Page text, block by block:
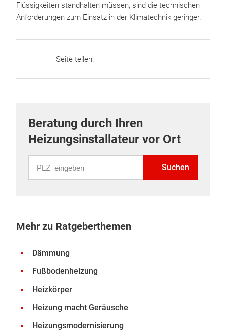
Flüssigkeiten standhalten müssen, sind die technischen
Anforderungen zum Einsatz in der Klimatechnik geringer.
Seite teilen:
Beratung durch Ihren
Heizungsinstallateur vor Ort
Suchen
Mehr zu Ratgeberthemen
Dämmung
Fußbodenheizung
Heizkörper
Heizung macht Geräusche
Heizungsmodernisierung